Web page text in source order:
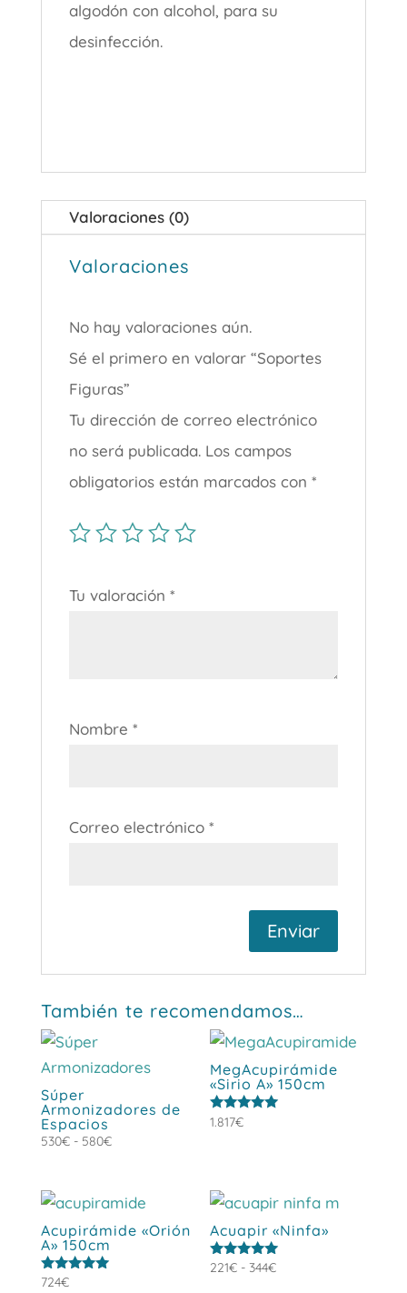
algodón con alcohol, para su
desinfección.
Valoraciones (0)
Valoraciones
No hay valoraciones aún.
Sé el primero en valorar “Soportes
Figuras”
Tu dirección de correo electrónico
no será publicada. Los campos
obligatorios están marcados con *
Tu valoración *
Nombre *
Correo electrónico *
También te recomendamos…
Súper
Armonizadores de
Espacios
530€ - 580€Rango
desde
530€
MegAcupirámide
«Sirio A» 150cm
Valorado
1.817€
Acupirámide «Orión
A» 150cm
Valorado
724€
Acuapir «Ninfa»
Valorado
221€ - 344€Rango